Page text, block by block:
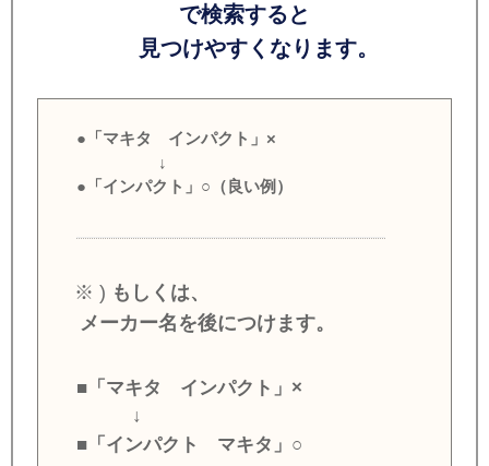
で検索すると
見つけやすくなります。
●「マキタ インパクト」×
↓
●「インパクト」○（良い例）
※ ) もしくは、
メーカー名を後につけます。
■「マキタ インパクト」×
↓
■「インパクト マキタ」○